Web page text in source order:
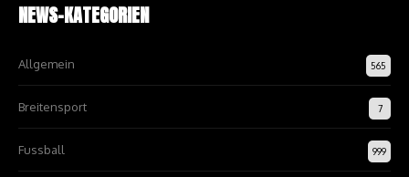
NEWS-KATEGORIEN
Allgemein 565
Breitensport 7
Fussball 999